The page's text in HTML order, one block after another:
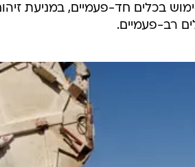
מדינת ישראל רגע לפני מצעד
הללו והקמפיינים הסביבתיים
באמצעות שינוי דפוסי הצריכה.
בכלים חד-פעמיים, במניעת